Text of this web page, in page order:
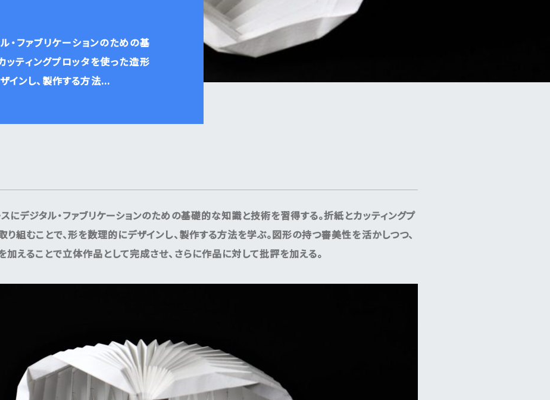
ファブリケーションのための基
ティングプロッタを使った造形
インし、製作する方法...
デジタル・ファブリケーションのための基礎的な知識と技術を習得する。折紙とカッティングプ
組むことで、形を数理的にデザインし、製作する方法を学ぶ。図形の持つ審美性を活かしつつ、
えることで立体作品として完成させ、さらに作品に対して批評を加える。